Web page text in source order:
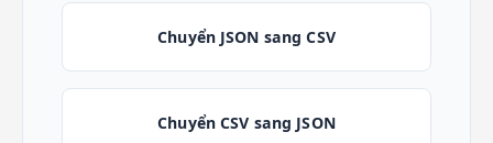
Chuyển JSON sang CSV
Chuyển CSV sang JSON